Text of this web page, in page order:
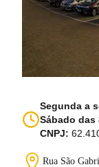
Segunda a
Sábado das
CNPJ:
Rua São